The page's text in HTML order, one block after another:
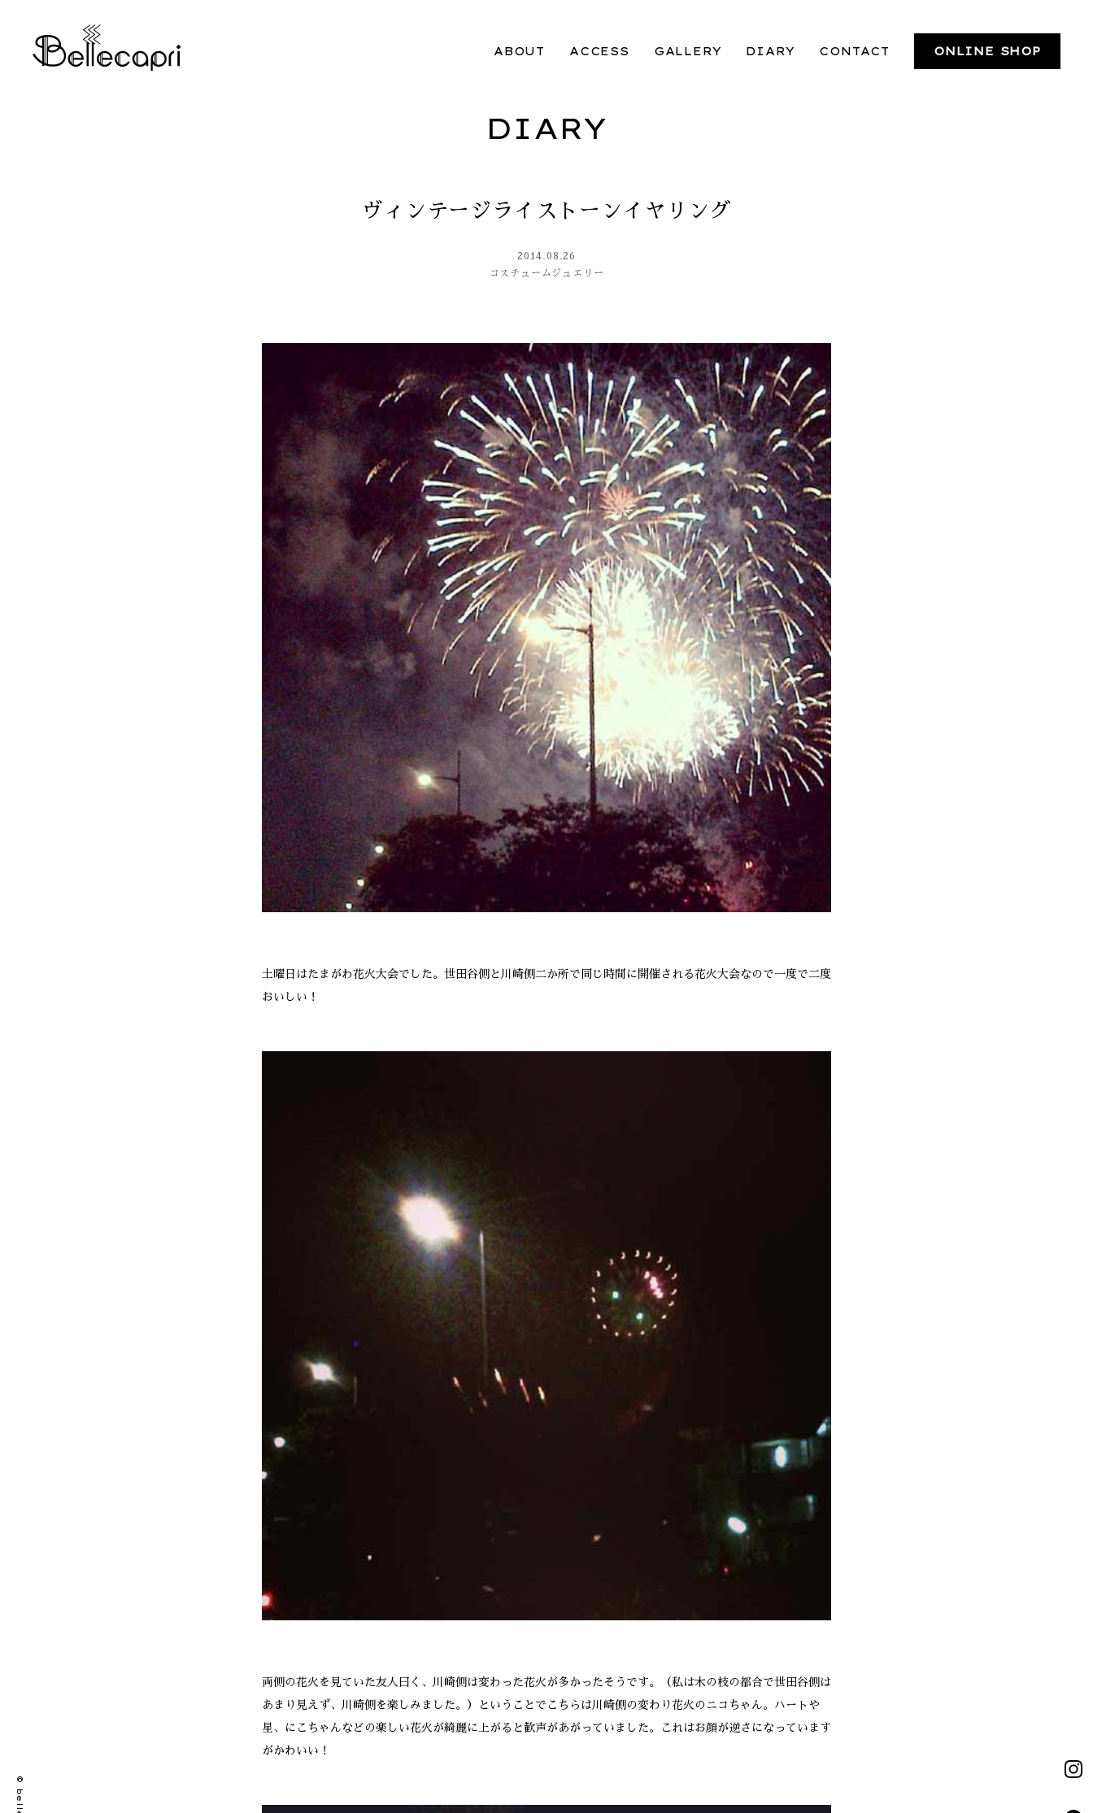
ABOUT ACCESS GALLERY DIARY CONTACT ONLINE SHOP
DIARY
ヴィンテージライストーンイヤリング
2014.08.26
コスチュームジュエリー
土曜日はたまがわ花火大会でした。世田谷側と川崎側二か所で同じ時間に開催される花火大会なので一度で二度
おいしい！
両側の花火を見ていた友人曰く、川崎側は変わった花火が多かったそうです。（私は木の枝の都合で世田谷側は
あまり見えず、川崎側を楽しみました。）ということでこちらは川崎側の変わり花火のニコちゃん。ハートや
星、にこちゃんなどの楽しい花火が綺麗に上がると歓声があがっていました。これはお顔が逆さになっています
がかわいい！